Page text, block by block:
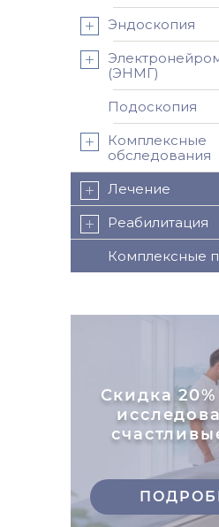
Эндоскопия
(ЭНМГ)
Подоскопия
Комплексные
обследования
Лечение
Реабилитация
Комплексные
Скидка